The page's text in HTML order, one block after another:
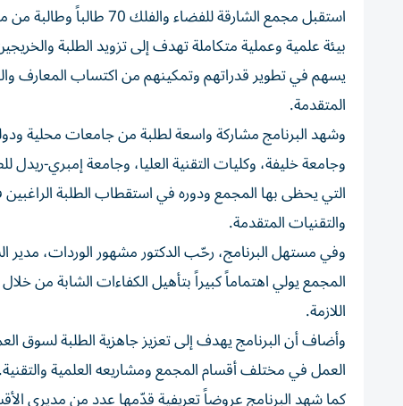
استقبل مجمع الشارقة
بيئة علمية وعملية متكاملة تهدف إلى تزويد الطلبة
يسهم في تطوير قدراتهم وتمكينهم من اكتساب المعارف
المتقدمة.
وشهد البرنامج مشاركة واسعة لطلبة من جامعات محلية
وجامعة خليفة، وكليات التقنية العليا، وجامعة إمبري-
التي يحظى بها المجمع ودوره في استقطاب الطلبة
والتقنيات المتقدمة.
وفي مستهل البرنامج، رحّب الدكتور مشهور الوردات، مدير
المجمع يولي اهتماماً كبيراً بتأهيل الكفاءات الشابة من
اللازمة.
وأضاف أن البرنامج يهدف إلى تعزيز جاهزية الطلبة لسوق
العمل في مختلف أقسام المجمع ومشاريعه العلمية والتقنية.